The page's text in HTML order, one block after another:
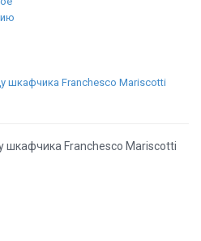
шкафчика Franchesco Mariscotti